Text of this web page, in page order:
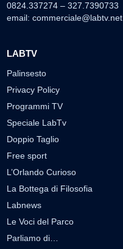
0824.337274 – 327.7390733
email: commerciale@labtv.net
LABTV
Palinsesto
Privacy Policy
Programmi TV
Speciale LabTv
Doppio Taglio
Free sport
L’Orlando Curioso
La Bottega di Filosofia
Labnews
Le Voci del Parco
Parliamo di…